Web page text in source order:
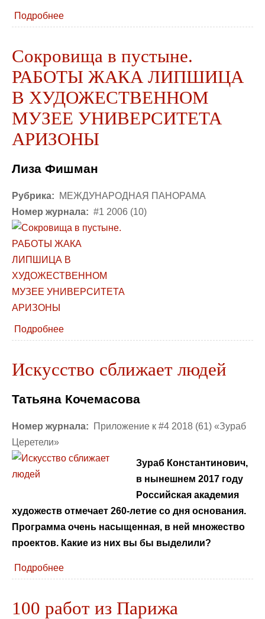
Подробнее
Сокровища в пустыне.
РАБОТЫ ЖАКА ЛИПШИЦА
В ХУДОЖЕСТВЕННОМ
МУЗЕЕ УНИВЕРСИТЕТА
АРИЗОНЫ
Лиза Фишман
Рубрика:
МЕЖДУНАРОДНАЯ ПАНОРАМА
Номер журнала: #1 2006 (10)
Подробнее
Искусство сближает людей
Татьяна Кочемасова
Номер журнала:
Приложение к #4 2018 (61) «Зураб
Церетели»
Зураб Константинович,
в нынешнем 2017 году
Российская академия
художеств отмечает 260-летие со дня основания.
Программа очень насыщенная, в ней множество
проектов. Какие из них вы бы выделили?
Подробнее
100 работ из Парижа